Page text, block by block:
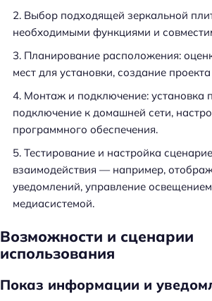
Выбор подходящей зеркальной
необходимыми функциями и
Планирование расположения:
мест для установки, создание
Монтаж и подключение: установка
подключение к домашней сети,
программного обеспечения.
Тестирование и настройка
взаимодействия — например,
уведомлений, управление
медиасистемой.
Возможности и сценарии
использования
Показ информации и